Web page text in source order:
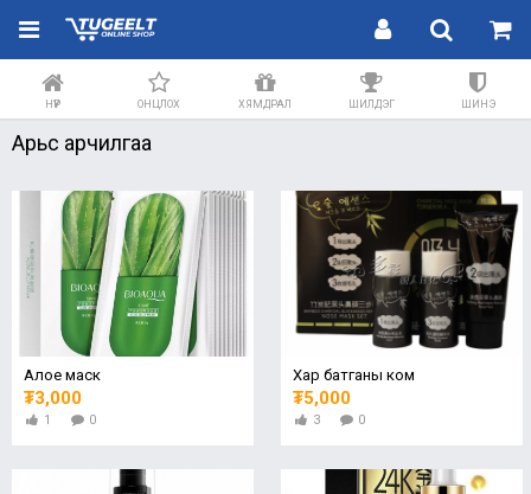
НҮҮР ОНЦЛОХ ХЯМДРАЛ ШИЛДЭГ ШИНЭ
Арьс арчилгаа
Алое маск
₮3,000
1 0
Хар батганы ком
₮5,000
3 0